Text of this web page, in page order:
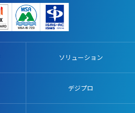
ソリューション
デジプロ